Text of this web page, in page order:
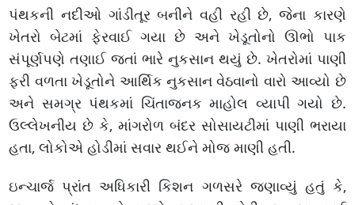
પંથકની નદીઓ ગાંડીતૂર બનીને વહી રહી છે, જેના કારણે
ખેતરો બેટમાં ફેરવાઈ ગયા છે અને ખેડૂતોનો ઊભો પાક
સંપૂર્ણપણે તણાઈ જતાં ભારે નુકસાન થયું છે. ખેતરોમાં પાણી
ફરી વળતા ખેડૂતોને આર્થિક નુકસાન વેઠવાનો વારો આવ્યો છે
અને સમગ્ર પંથકમાં ચિંતાજનક માહોલ વ્યાપી ગયો છે.
ઉલ્લેખનીય છે કે, માંગરોળ બંદર સોસાયટીમાં પાણી ભરાયા
હતા, લોકોએ હોડીમાં સવાર થઈને મોજ માણી હતી.
ઇન્ચાર્જ પ્રાંત અધિકારી કિશન ગળસરે જણાવ્યું હતું કે,